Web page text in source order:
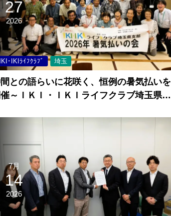
27
2026
IKI･IKIﾗｲﾌｸﾗﾌﾞ 埼玉
との語らいに花咲く、恒例の暑気払いを
催～ＩＫＩ・ＩＫＩライフクラブ埼玉県支
7月
14
2026